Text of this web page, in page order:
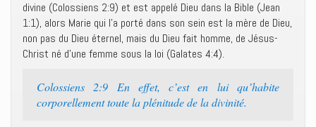
divine (Colossiens 2:9) et est appelé Dieu dans la Bible (Jean
1:1), alors Marie qui l’a porté dans son sein est la mère de Dieu,
non pas du Dieu éternel, mais du Dieu fait homme, de Jésus-
Christ né d’une femme sous la loi (Galates 4:4).
Colossiens 2:9 En effet, c’est en lui qu’habite
corporellement toute la plénitude de la divinité.